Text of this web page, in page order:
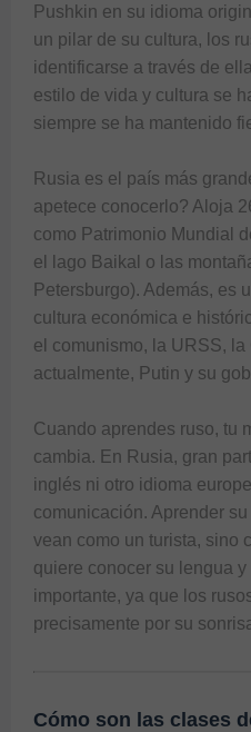
Pushkin en su idioma
un pilar de su cultura, los
identificarse a través de
estilo de vida y cultura se
siempre se ha mantenido
Rusia es el país más
apetece conocerlo? Aloja
como Patrimonio Mundial
el lago Baikal o las
Petersburgo). Además, es
cultura económica e
el comunismo, la URSS, la
actualmente, Putin y su
Cuando aprendes ruso, tu
cambia. En Rusia, gran
inglés ni otro idioma
comunicación. Aprender
vean como un turista, sino
quiere conocer su lengua
importante, ya que los
Cómo son las clases